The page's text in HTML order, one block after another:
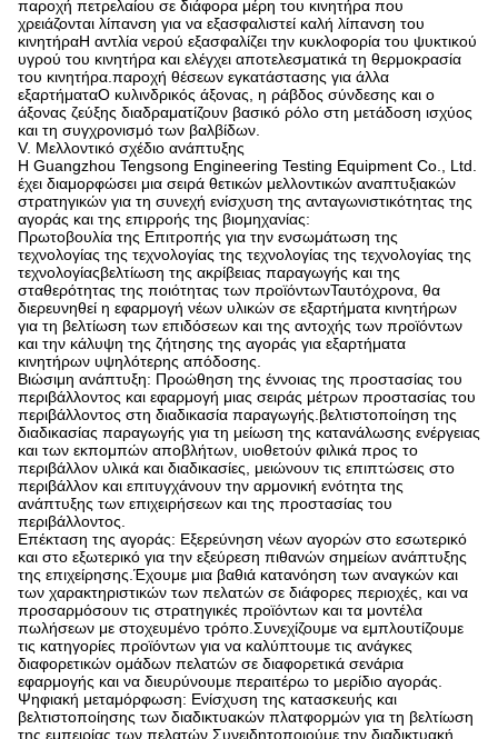
παροχή πετρελαίου σε διάφορα μέρη του κινητήρα που
χρειάζονται λίπανση για να εξασφαλιστεί καλή λίπανση του
κινητήραΗ αντλία νερού εξασφαλίζει την κυκλοφορία του ψυκτικού
υγρού του κινητήρα και ελέγχει αποτελεσματικά τη θερμοκρασία
του κινητήρα.παροχή θέσεων εγκατάστασης για άλλα
εξαρτήματαΟ κυλινδρικός άξονας, η ράβδος σύνδεσης και ο
άξονας ζεύξης διαδραματίζουν βασικό ρόλο στη μετάδοση ισχύος
και τη συγχρονισμό των βαλβίδων.
V. Μελλοντικό σχέδιο ανάπτυξης
Η Guangzhou Tengsong Engineering Testing Equipment Co., Ltd.
έχει διαμορφώσει μια σειρά θετικών μελλοντικών αναπτυξιακών
στρατηγικών για τη συνεχή ενίσχυση της ανταγωνιστικότητας της
αγοράς και της επιρροής της βιομηχανίας:
Πρωτοβουλία της Επιτροπής για την ενσωμάτωση της
τεχνολογίας της τεχνολογίας της τεχνολογίας της τεχνολογίας της
τεχνολογίαςβελτίωση της ακρίβειας παραγωγής και της
σταθερότητας της ποιότητας των προϊόντωνΤαυτόχρονα, θα
διερευνηθεί η εφαρμογή νέων υλικών σε εξαρτήματα κινητήρων
για τη βελτίωση των επιδόσεων και της αντοχής των προϊόντων
και την κάλυψη της ζήτησης της αγοράς για εξαρτήματα
κινητήρων υψηλότερης απόδοσης.
Βιώσιμη ανάπτυξη: Προώθηση της έννοιας της προστασίας του
περιβάλλοντος και εφαρμογή μιας σειράς μέτρων προστασίας του
περιβάλλοντος στη διαδικασία παραγωγής.βελτιστοποίηση της
διαδικασίας παραγωγής για τη μείωση της κατανάλωσης ενέργειας
και των εκπομπών αποβλήτων, υιοθετούν φιλικά προς το
περιβάλλον υλικά και διαδικασίες, μειώνουν τις επιπτώσεις στο
περιβάλλον και επιτυγχάνουν την αρμονική ενότητα της
ανάπτυξης των επιχειρήσεων και της προστασίας του
περιβάλλοντος.
Επέκταση της αγοράς: Εξερεύνηση νέων αγορών στο εσωτερικό
και στο εξωτερικό για την εξεύρεση πιθανών σημείων ανάπτυξης
της επιχείρησης.Έχουμε μια βαθιά κατανόηση των αναγκών και
των χαρακτηριστικών των πελατών σε διάφορες περιοχές, και να
προσαρμόσουν τις στρατηγικές προϊόντων και τα μοντέλα
πωλήσεων με στοχευμένο τρόπο.Συνεχίζουμε να εμπλουτίζουμε
τις κατηγορίες προϊόντων για να καλύπτουμε τις ανάγκες
διαφορετικών ομάδων πελατών σε διαφορετικά σενάρια
εφαρμογής και να διευρύνουμε περαιτέρω το μερίδιο αγοράς.
Ψηφιακή μεταμόρφωση: Ενίσχυση της κατασκευής και
βελτιστοποίησης των διαδικτυακών πλατφορμών για τη βελτίωση
της εμπειρίας των πελατών.Συνειδητοποιούμε την διαδικτυακή